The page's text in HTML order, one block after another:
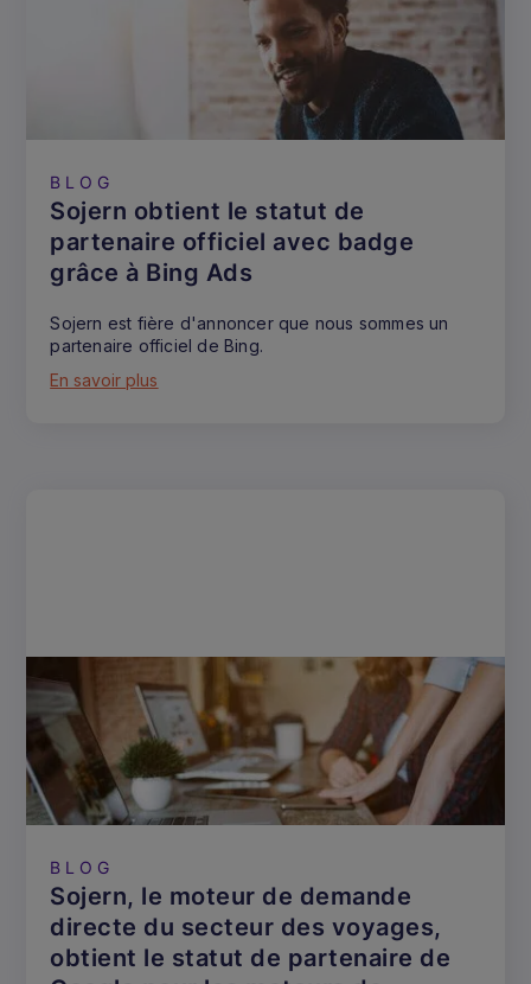
BLOG
Sojern obtient le statut de
partenaire officiel avec badge
grâce à Bing Ads
Sojern est fière d'annoncer que nous sommes un
partenaire officiel de Bing.
En savoir plus
BLOG
Sojern, le moteur de demande
directe du secteur des voyages,
obtient le statut de partenaire de